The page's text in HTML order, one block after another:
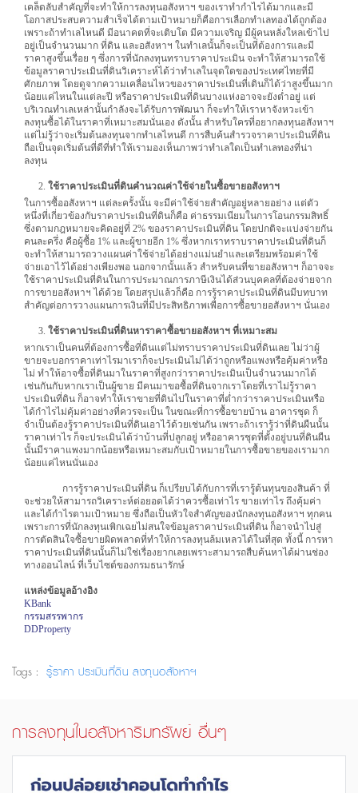
เคล็ดลับสำคัญที่จะทำให้การลงทุนอสังหาฯ ของเราทำกำไรได้มากและมี
โอกาสประสบความสำเร็จได้ตามเป้าหมายก็คือการเลือกทำเลทองได้ถูกต้อง
เพราะถ้าทำเลไหนดี มีอนาคตที่จะเติบโต มีความเจริญ มีผู้คนหลั่งใหลเข้าไป
อยู่เป็นจำนวนมาก ที่ดิน และอสังหาฯ ในทำเลนั้นก็จะเป็นที่ต้องการและมี
ราคาสูงขึ้นเรื่อย ๆ ซึ่งการที่นักลงทุนทราบราคาประเมิน จะทำให้สามารถใช้
ข้อมูลราคาประเมินที่ดินวิเคราะห์ได้ว่าทำเลในจุดใดของประเทศไทยที่มี
ศักยภาพ โดยดูจากความเคลื่อนไหวของราคาประเมินที่เดินก็ได้ว่าสูงขึ้นมาก
น้อยแค่ไหนในแต่ละปี หรือราคาประเมินที่ดินบางแห่งอาจจะยังต่ำอยู่ แต่
บริเวณทำเลเหล่านั้นกำลังจะได้รับการพัฒนา ก็จะทำให้เราหาจังหวะเข้า
ลงทุนซื้อได้ในราคาที่เหมาะสมนั่นเอง ดังนั้น สำหรับใครที่อยากลงทุนอสังหาฯ
แต่ไม่รู้ว่าจะเริ่มต้นลงทุนจากทำเลไหนดี การสืบค้นสำรวจราคาประเมินที่ดิน
ถือเป็นจุดเริ่มต้นที่ดีที่ทำให้เรามองเห็นภาพว่าทำเลใดเป็นทำเลทองที่น่า
ลงทุน
ใช้ราคาประเมินที่ดินคำนวณค่าใช้จ่ายในซื้อขายอสังหาฯ
ในการซื้ออสังหาฯ แต่ละครั้งนั้น จะมีค่าใช้จ่ายสำคัญอยู่หลายอย่าง แต่ตัว
หนึ่งที่เกี่ยวข้องกับราคาประเมินที่ดินก็คือ ค่าธรรมเนียมในการโอนกรรมสิทธิ์
ซึ่งตามกฎหมายจะคิดอยู่ที่ 2% ของราคาประเมินที่ดิน โดยปกติจะแบ่งจ่ายกัน
คนละครึ่ง คือผู้ซื้อ 1% และผู้ขายอีก 1% ซึ่งหากเราทราบราคาประเมินที่ดินก็
จะทำให้สามารถวางแผนค่าใช้จ่ายได้อย่างแม่นยำและเตรียมพร้อมค่าใช้
จ่ายเอาไว้ได้อย่างเพียงพอ นอกจากนั้นแล้ว สำหรับคนที่ขายอสังหาฯ ก็อาจจะ
ใช้ราคาประเมินที่ดินในการประมาณการภาษีเงินได้ส่วนบุคคลที่ต้องจ่ายจาก
การขายอสังหาฯ ได้ด้วย โดยสรุปแล้วก็คือ การรู้ราคาประเมินที่ดินมีบทบาท
สำคัญต่อการวางแผนการเงินที่มีประสิทธิภาพเพื่อการซื้อขายอสังหาฯ นั่นเอง
ใช้ราคาประเมินที่ดินหาราคาซื้อขายอสังหาฯ ที่เหมาะสม
หากเราเป็นคนที่ต้องการซื้อที่ดินแต่ไม่ทราบราคาประเมินที่ดินเลย ไม่ว่าผู้
ขายจะบอกราคาเท่าไรมาเราก็จะประเมินไม่ได้ว่าถูกหรือแพงหรือคุ้มค่าหรือ
ไม่ ทำให้อาจซื้อที่ดินมาในราคาที่สูงกว่าราคาประเมินเป็นจำนวนมากได้
เช่นกันกับหากเราเป็นผู้ขาย มีคนมาขอซื้อที่ดินจากเราโดยที่เราไม่รู้ราคา
ประเมินที่ดิน ก็อาจทำให้เราขายที่ดินไปในราคาที่ต่ำกว่าราคาประเมินหรือ
ได้กำไรไม่คุ้มค่าอย่างที่ควรจะเป็น ในขณะที่การซื้อขายบ้าน อาคารชุด ก็
จำเป็นต้องรู้ราคาประเมินที่ดินเอาไว้ด้วยเช่นกัน เพราะถ้าเรารู้ว่าที่ดินผืนนั้น
ราคาเท่าไร ก็จะประเมินได้ว่าบ้านที่ปลูกอยู่ หรืออาคารชุดที่ตั้งอยู่บนที่ดินผืน
นั้นมีราคาแพงมากน้อยหรือเหมาะสมกับเป้าหมายในการซื้อขายของเรามาก
น้อยแค่ไหนนั่นเอง
การรู้ราคาประเมินที่ดิน ก็เปรียบได้กับการที่เรารู้ต้นทุนของสินค้า ที่
จะช่วยให้สามารถวิเคราะห์ต่อยอดได้ว่าควรซื้อเท่าไร ขายเท่าไร ถึงคุ้มค่า
และได้กำไรตามเป้าหมาย ซึ่งถือเป็นหัวใจสำคัญของนักลงทุนอสังหาฯ ทุกคน
เพราะการที่นักลงทุนเพิกเฉยไม่สนใจข้อมูลราคาประเมินที่ดิน ก็อาจนำไปสู่
การตัดสินใจซื้อขายผิดพลาดที่ทำให้การลงทุนล้มเหลวได้ในที่สุด ทั้งนี้ การหา
ราคาประเมินที่ดินนั้นก็ไม่ใช่เรื่องยากเลยเพราะสามารถสืบค้นหาได้ผ่านช่อง
ทางออนไลน์ ที่เว็บไซต์ของกรมธนารักษ์
แหล่งข้อมูลอ้างอิง
KBank
กรรมสรรพากร
DDProperty
Tags : รู้ราคา ประเมินที่ดิน ลงทุนอสังหาฯ
การลงทุนในอสังหาริมทรัพย์ อื่นๆ